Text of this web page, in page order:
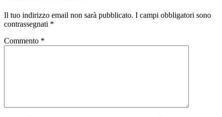
Il tuo indirizzo email non sarà pubblicato. I campi obbligatori sono
contrassegnati *
Commento *